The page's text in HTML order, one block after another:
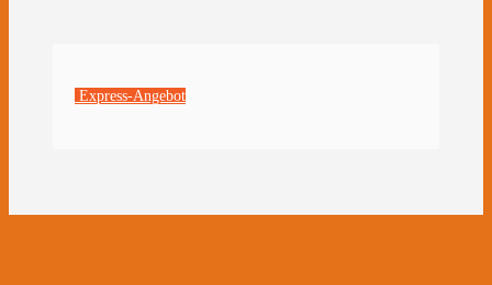
Express-Angebot